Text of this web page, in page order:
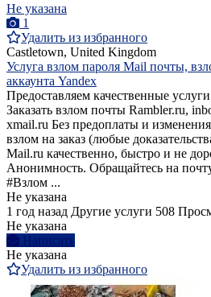
Не указана
1
Удалить из избранного
Castletown, United Kingdom
Услуга взлом пароля Mail почты,
аккаунта Yandex
Предоставляем качественные
Заказать взлoм почты Rambler.ru,
xmail.ru Без предоплаты и
взлом на заказ (любые
Mail.ru качественно, быстро и не
Анонимность. Обращайтесь на
#Взлом ...
Не указана
1 год назад Другие услуги 508
Не указана
Написать
Не указана
Удалить из избранного